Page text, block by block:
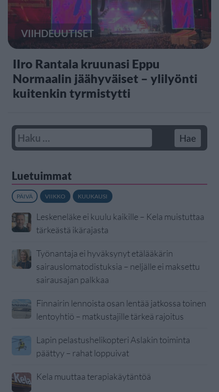
VIIHDEUUTISET
IIro Rantala kruunasi Eppu
Normaalin jäähyväiset – ylilyönti
kuitenkin tyrmistytti
Luetuimmat
PÄIVÄ VIIKKO KUUKAUSI
Leskeneläke ei kuulu kaikille – Kela muistuttaa
tärkeästä ikärajasta
Työnantaja ei hyväksynyt etälääkärin
sairauslomatodistuksia – neljälle ei maksettu
sairausajan palkkaa
Finnairin lennoista osan lentää jatkossa toinen
lentoyhtiö – matkustajille tärkeä rajoitus
Lapin pelastushelikopteri Aslakin toiminta
päättyy – rahat loppuivat
Kela muuttaa terapiakäytäntöä